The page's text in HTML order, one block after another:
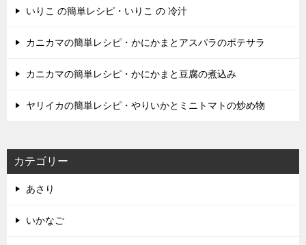
いりこ の簡単レシピ・いりこ の 冷汁
カニカマの簡単レシピ・かにかまとアスパラのポテサラ
カニカマの簡単レシピ・かにかまと豆腐の煮込み
ヤリイカの簡単レシピ・やりいかとミニトマトの炒め物
カテゴリー
あさり
いかなご